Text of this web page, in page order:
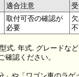
適合注意
取付可否の確認が
必要
式. 年式. グレードな
確認ください。
」や「ワゴン車のラ